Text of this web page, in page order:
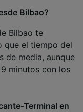
Bilbao?
Bilbao te
que el tiempo del
de media, aunque
minutos con los
Terminal en